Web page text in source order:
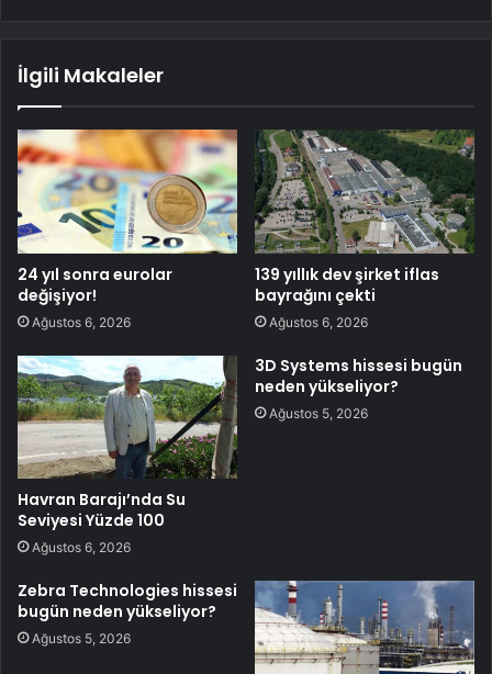
İlgili Makaleler
24 yıl sonra eurolar
değişiyor!
Ağustos 6, 2026
139 yıllık dev şirket iflas
bayrağını çekti
Ağustos 6, 2026
Havran Barajı’nda Su
Seviyesi Yüzde 100
Ağustos 6, 2026
3D Systems hissesi bugün
neden yükseliyor?
Ağustos 5, 2026
Zebra Technologies hissesi
bugün neden yükseliyor?
Ağustos 5, 2026